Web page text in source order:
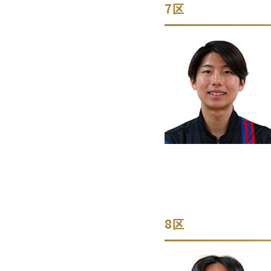
7区
8区